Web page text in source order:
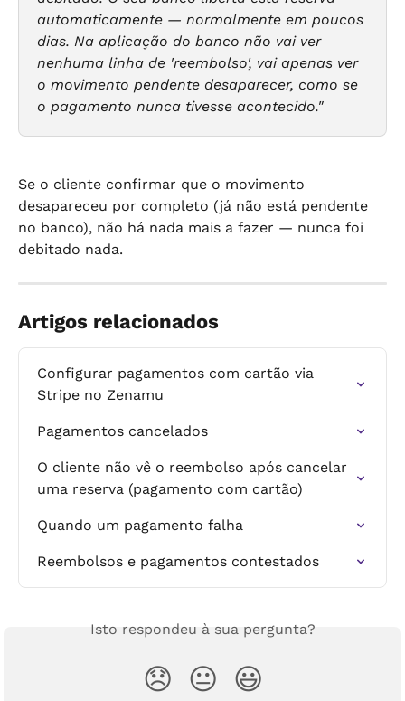
automaticamente — normalmente em poucos
dias. Na aplicação do banco não vai ver
nenhuma linha de 'reembolso', vai apenas ver
o movimento pendente desaparecer, como se
o pagamento nunca tivesse acontecido."
Se o cliente confirmar que o movimento
desapareceu por completo (já não está pendente
no banco), não há nada mais a fazer — nunca foi
debitado nada.
Artigos relacionados
Configurar pagamentos com cartão via
Stripe no Zenamu
Pagamentos cancelados
O cliente não vê o reembolso após cancelar
uma reserva (pagamento com cartão)
Quando um pagamento falha
Reembolsos e pagamentos contestados
Isto respondeu à sua pergunta?
😞 😐 😃